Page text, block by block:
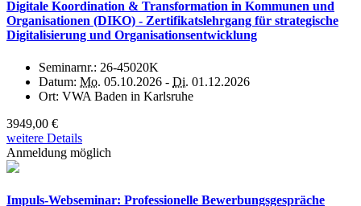
Digitale Koordination & Transformation in Kommunen und
Organisationen (DIKO) - Zertifikatslehrgang für strategische
Digitalisierung und Organisationsentwicklung
Seminarnr.: 26-45020K
Datum: Mo. 05.10.2026 - Di. 01.12.2026
Ort: VWA Baden in Karlsruhe
3949,00 €
weitere Details
Anmeldung möglich
Impuls-Webseminar: Professionelle Bewerbungsgespräche